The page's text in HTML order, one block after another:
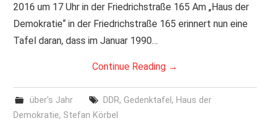
2016 um 17 Uhr in der Friedrichstraße 165 Am „Haus der
Demokratie“ in der Friedrichstraße 165 erinnert nun eine
Tafel daran, dass im Januar 1990…
Continue Reading →
über's Jahr DDR, Gedenktafel , Haus der
Demokratie, Stefan Körbel